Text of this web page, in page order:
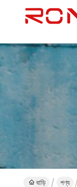
বাড়ি পণ্য